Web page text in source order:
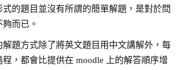
式的題目並沒有所謂的簡單解題，是對於問
而已。
解題方式除了將英文題目用中文講解外，每
，都會比提供在 moodle 上的解答順序增